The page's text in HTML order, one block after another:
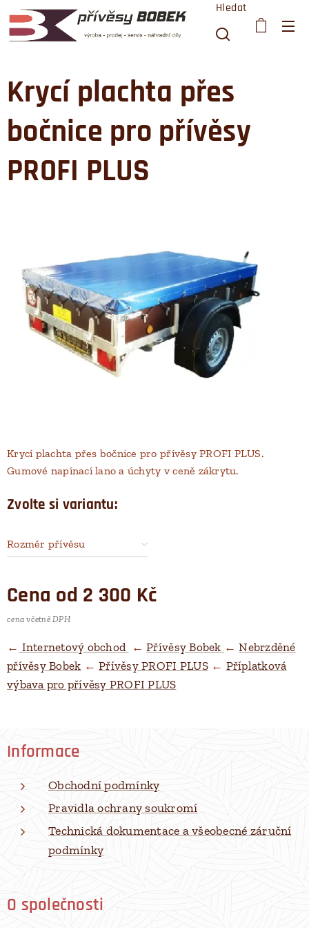
Hledat
Krycí plachta přes
bočnice pro přívěsy
PROFI PLUS
Krycí plachta přes bočnice pro přívěsy PROFI PLUS.
Gumové napínací lano a úchyty v ceně zákrytu.
Zvolte si variantu:
Rozměr přívěsu
Cena od 2 300 Kč
cena včetně DPH
← Internetový obchod ←Přívěsy Bobek ←Nebrzděné
přívěsy Bobek ←Přívěsy PROFI PLUS← Příplatková
výbava pro přívěsy PROFI PLUS
Informace
Obchodní podmínky
Pravidla ochrany soukromí
Technická dokumentace a všeobecné záruční
podmínky
O společnosti